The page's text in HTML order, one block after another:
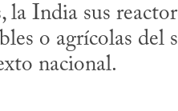
India sus
o agrícolas del
nacional.